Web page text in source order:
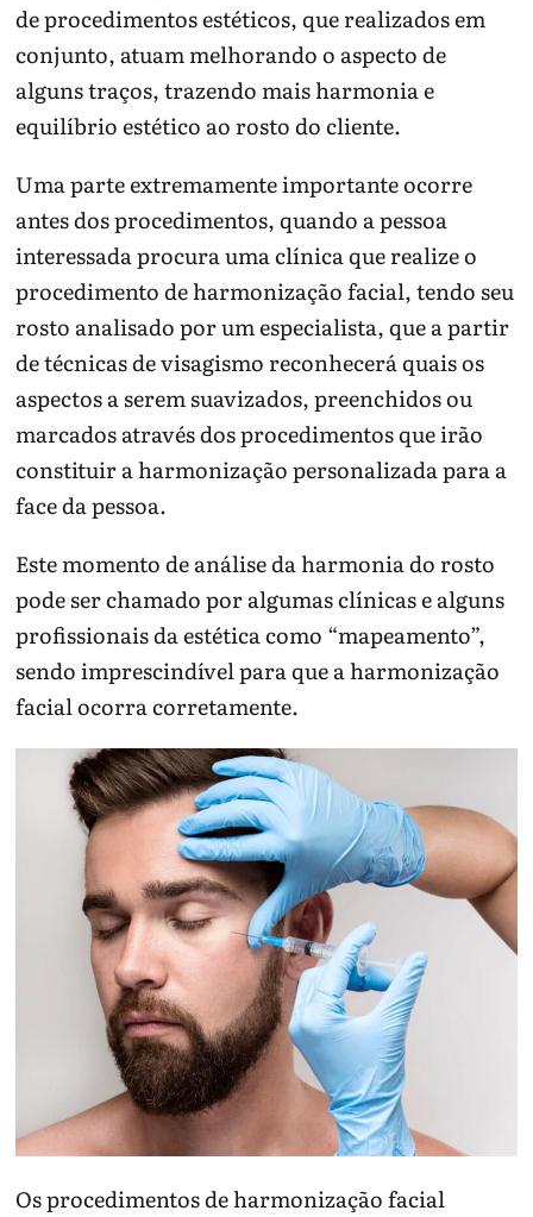
de procedimentos estéticos, que realizados em
conjunto, atuam melhorando o aspecto de
alguns traços, trazendo mais harmonia e
equilíbrio estético ao rosto do cliente.
Uma parte extremamente importante ocorre
antes dos procedimentos, quando a pessoa
interessada procura uma clínica que realize o
procedimento de harmonização facial, tendo seu
rosto analisado por um especialista, que a partir
de técnicas de visagismo reconhecerá quais os
aspectos a serem suavizados, preenchidos ou
marcados através dos procedimentos que irão
constituir a harmonização personalizada para a
face da pessoa.
Este momento de análise da harmonia do rosto
pode ser chamado por algumas clínicas e alguns
profissionais da estética como “mapeamento”,
sendo imprescindível para que a harmonização
facial ocorra corretamente.
Os procedimentos de harmonização facial